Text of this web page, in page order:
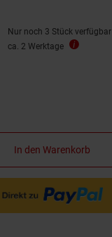
Nur noch 3 Stück verfügbar
ca. 2 Werktage
In den Warenkorb